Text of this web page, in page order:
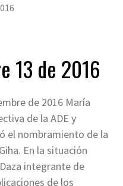
13 de 2016
de 2016 María
de la ADE y
el nombramiento de la
En la situación
integrante de
de los